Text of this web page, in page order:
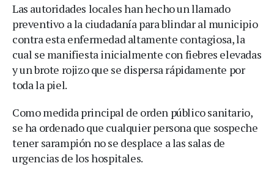
Las autoridades locales han hecho un llamado
preventivo a la ciudadanía para blindar al municipio
contra esta enfermedad altamente contagiosa, la
cual se manifiesta inicialmente con fiebres elevadas
y un brote rojizo que se dispersa rápidamente por
toda la piel.
Como medida principal de orden público sanitario,
se ha ordenado que cualquier persona que sospeche
tener sarampión no se desplace a las salas de
urgencias de los hospitales.